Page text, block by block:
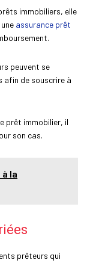
immobiliers, elle
assurance prêt
peuvent se
afin de souscrire à
prêt immobilier, il
son cas.
la
prêteurs qui